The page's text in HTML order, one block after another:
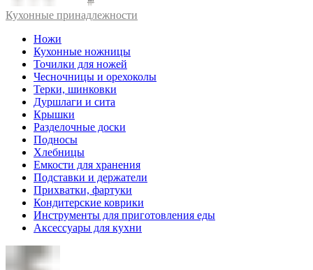
Кухонные принадлежности
Ножи
Кухонные ножницы
Точилки для ножей
Чесночницы и орехоколы
Терки, шинковки
Дуршлаги и сита
Крышки
Разделочные доски
Подносы
Хлебницы
Емкости для хранения
Подставки и держатели
Прихватки, фартуки
Кондитерские коврики
Инструменты для приготовления еды
Аксессуары для кухни